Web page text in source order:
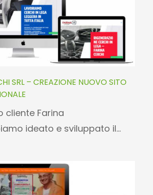
SRL – CREAZIONE NUOVO SITO
cliente Farina
ideato e sviluppato il…